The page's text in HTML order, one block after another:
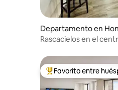
Departamento en
Rascacielos en el
Vista
De los mejores en
Favorito entre